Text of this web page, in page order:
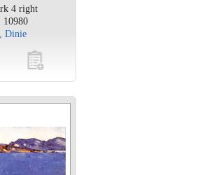
4 right
10980
Dinie